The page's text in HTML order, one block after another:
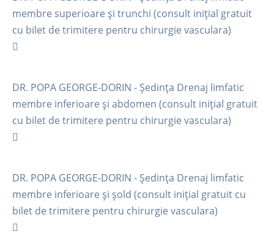
membre superioare și trunchi (consult inițial gratuit
cu bilet de trimitere pentru chirurgie vasculara)
DR. POPA GEORGE-DORIN - Ședința Drenaj limfatic
membre inferioare și abdomen (consult inițial gratuit
cu bilet de trimitere pentru chirurgie vasculara)
DR. POPA GEORGE-DORIN - Ședința Drenaj limfatic
membre inferioare și șold (consult inițial gratuit cu
bilet de trimitere pentru chirurgie vasculara)